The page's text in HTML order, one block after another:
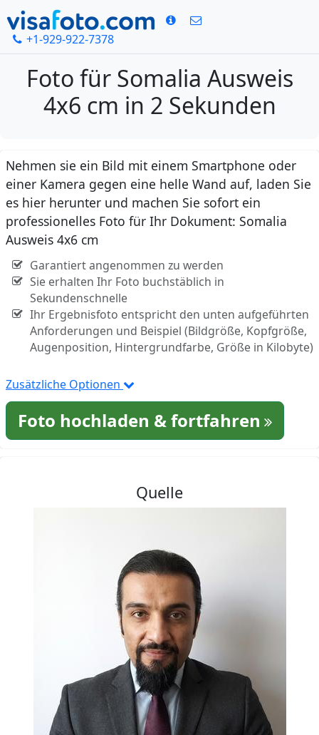
+1-929-922-7378
Foto für Somalia Ausweis
4x6 cm in 2 Sekunden
Nehmen sie ein Bild mit einem Smartphone oder
einer Kamera gegen eine helle Wand auf, laden Sie
es hier herunter und machen Sie sofort ein
professionelles Foto für Ihr Dokument: Somalia
Ausweis 4x6 cm
Garantiert angenommen zu werden
Sie erhalten Ihr Foto buchstäblich in
Sekundenschnelle
Ihr Ergebnisfoto entspricht den unten aufgeführten
Anforderungen und Beispiel (Bildgröße, Kopfgröße,
Augenposition, Hintergrundfarbe, Größe in Kilobyte)
Zusätzliche Optionen
Foto hochladen & fortfahren
Quelle